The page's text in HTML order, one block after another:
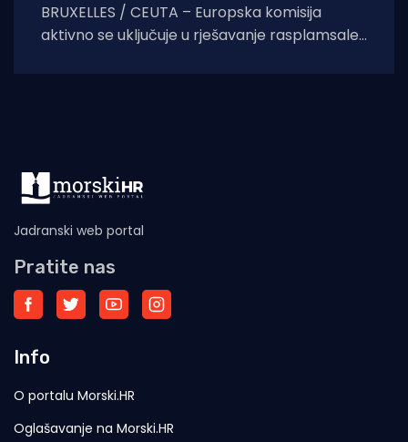
BRUXELLES / CEUTA – Europska komisija
aktivno se uključuje u rješavanje rasplamsale
Jadranski web portal
Pratite nas
Info
O portalu Morski.HR
Oglašavanje na Morski.HR